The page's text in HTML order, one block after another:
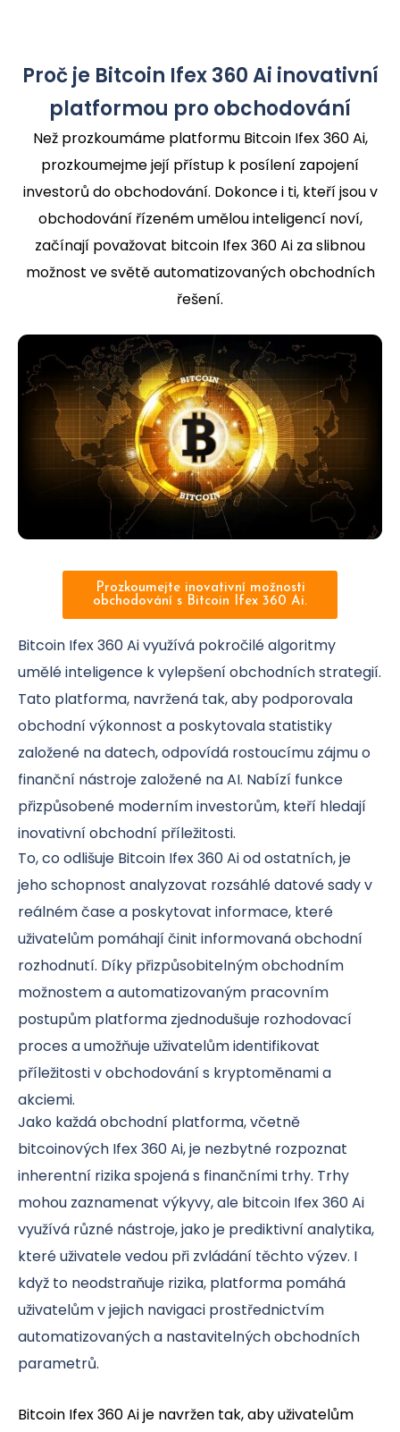
Proč je Bitcoin Ifex 360 Ai inovativní
platformou pro obchodování
Než prozkoumáme platformu Bitcoin Ifex 360 Ai,
prozkoumejme její přístup k posílení zapojení
investorů do obchodování. Dokonce i ti, kteří jsou v
obchodování řízeném umělou inteligencí noví,
začínají považovat bitcoin Ifex 360 Ai za slibnou
možnost ve světě automatizovaných obchodních
řešení.
Prozkoumejte inovativní možnosti
obchodování s Bitcoin Ifex 360 Ai.
Bitcoin Ifex 360 Ai využívá pokročilé algoritmy
umělé inteligence k vylepšení obchodních strategií.
Tato platforma, navržená tak, aby podporovala
obchodní výkonnost a poskytovala statistiky
založené na datech, odpovídá rostoucímu zájmu o
finanční nástroje založené na AI. Nabízí funkce
přizpůsobené moderním investorům, kteří hledají
inovativní obchodní příležitosti.
To, co odlišuje Bitcoin Ifex 360 Ai od ostatních, je
jeho schopnost analyzovat rozsáhlé datové sady v
reálném čase a poskytovat informace, které
uživatelům pomáhají činit informovaná obchodní
rozhodnutí. Díky přizpůsobitelným obchodním
možnostem a automatizovaným pracovním
postupům platforma zjednodušuje rozhodovací
proces a umožňuje uživatelům identifikovat
příležitosti v obchodování s kryptoměnami a
akciemi.
Jako každá obchodní platforma, včetně
bitcoinových Ifex 360 Ai, je nezbytné rozpoznat
inherentní rizika spojená s finančními trhy. Trhy
mohou zaznamenat výkyvy, ale bitcoin Ifex 360 Ai
využívá různé nástroje, jako je prediktivní analytika,
které uživatele vedou při zvládání těchto výzev. I
když to neodstraňuje rizika, platforma pomáhá
uživatelům v jejich navigaci prostřednictvím
automatizovaných a nastavitelných obchodních
parametrů.
Bitcoin Ifex 360 Ai je navržen tak, aby uživatelům